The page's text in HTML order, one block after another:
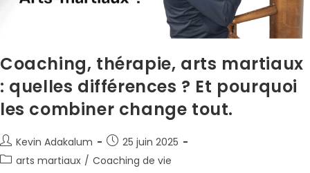
Coaching, thérapie, arts martiaux
: quelles différences ? Et pourquoi
les combiner change tout.
Kevin Adakalum
25 juin 2025
arts martiaux / Coaching de vie